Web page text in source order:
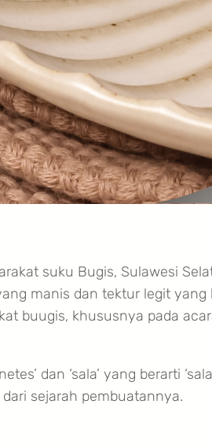
suku Bugis, Sulawesi
manis dan tektur legit yang
buugis, khususnya pada
dan ‘sala’ yang berarti
sejarah pembuatannya.